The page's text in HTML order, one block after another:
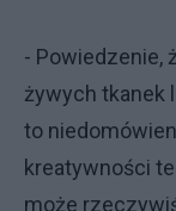
- Powiedzenie,
żywych tkanek
to
kreatywności
może